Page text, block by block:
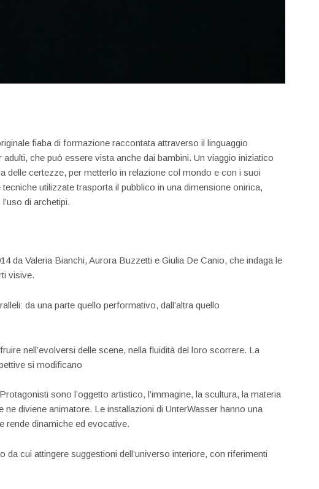
fiaba di formazione raccontata attraverso il linguaggio
che può essere vista anche dai bambini. Un viaggio iniziatico
delle certezze, per metterlo in relazione col mondo e con i suoi
utilizzate trasporta il pubblico in una dimensione onirica,
di archetipi.
da Valeria Bianchi, Aurora Buzzetti e Giulia De Canio, che indaga le
visive.
da una parte quello performativo, dall’altra quello
nell’evolversi delle scene, nella fluidità del loro scorrere. La
si modificano
sono l’oggetto artistico, l’immagine, la scultura, la materia
diviene animatore. Le installazioni di UnterWasser hanno una
rende dinamiche ed evocative.
cui attingere suggestioni dell’universo interiore, con riferimenti